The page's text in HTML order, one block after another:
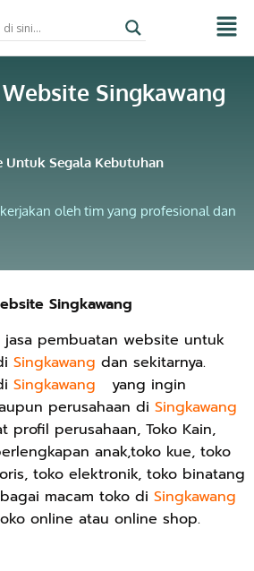
Website Singkawang
Untuk Segala Kebutuhan
oleh tim yang profesional dan
Singkawang
jasa pembuatan website untuk
Singkawang dan sekitarnya.
Singkawang
yang ingin
perusahaan di Singkawang
profil perusahaan, Toko Kain,
anak,toko kue, toko
toko elektronik, toko binatang
macam toko di Singkawang
online atau online shop.